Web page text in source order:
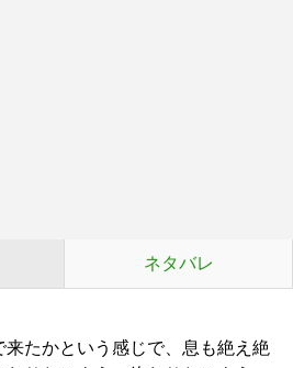
ネタバレ
来たかという感じで、息も絶え絶